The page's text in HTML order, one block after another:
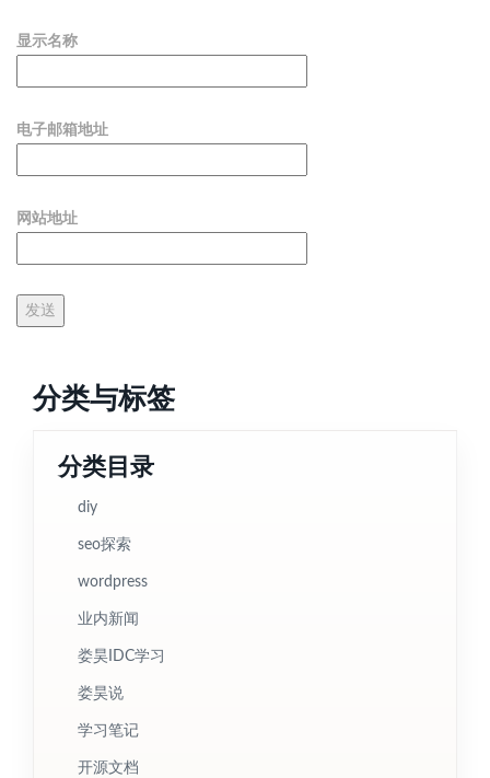
显示名称
电子邮箱地址
网站地址
分类与标签
分类目录
diy
seo探索
wordpress
业内新闻
娄昊IDC学习
娄昊说
学习笔记
开源文档